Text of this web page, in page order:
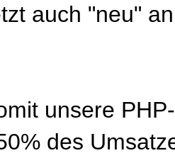
auch "neu"
unsere
des